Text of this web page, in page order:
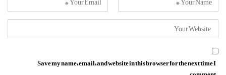
Save my name, email, and website in this browser for the next time I